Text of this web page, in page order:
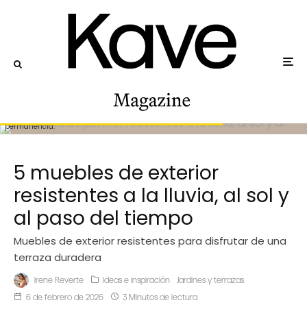
permanencia.
5 muebles de exterior
resistentes a la lluvia, al sol y
al paso del tiempo
Muebles de exterior resistentes para disfrutar de una
terraza duradera
Irene Reverte Ideas e inspiración
Jardines y terrazas
6 de febrero de 2026
3 Minutos de lectura